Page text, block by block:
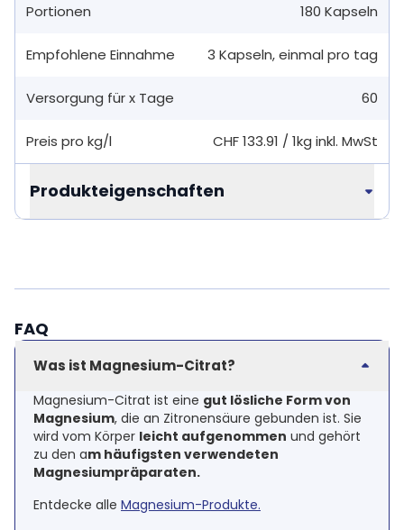
Portionen 180 Kapseln
Empfohlene Einnahme 3 Kapseln,einmal pro tag
Versorgung für x Tage 60
Preis pro kg/l CHF 133.91 / 1kg inkl. MwSt
Produkteigenschaften
FAQ
Was ist Magnesium-Citrat?
Magnesium-Citrat ist eine gut lösliche Form von
Magnesium, die an Zitronensäure gebunden ist. Sie
wird vom Körper leicht aufgenommen und gehört
zu den am häufigsten verwendeten
Magnesiumpräparaten.
Entdecke alle Magnesium-Produkte.